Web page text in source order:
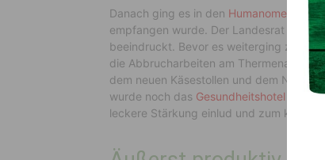
Danach ging es in den Humanomed
empfangen wurde. Der Landesrat
beeindruckt. Bevor es weiterging zur
die Abbrucharbeiten am Thermenareal.
dem neuen Käsestollen und dem
wurde noch das Gesundheitshotel Bad
leckere Stärkung einlud und zum